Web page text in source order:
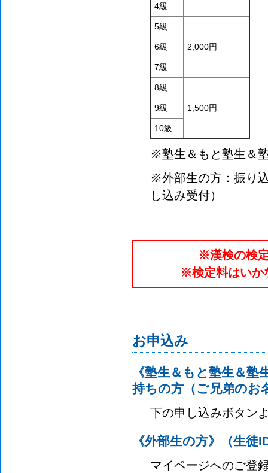
4級
5級
2,000円
6級
7級
8級
1,500円
9級
10級
※塾生＆もと塾生＆
※外部生の方：振り
し込み受付）
※漢検の検
※検定料はいか
お申込み
《塾生＆もと塾生＆
持ちの方（ご兄弟のお
下の申し込みボタン
《外部生の方》（生
マイページへのご登